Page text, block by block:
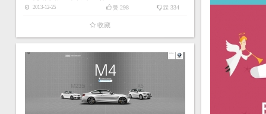
2013-12-25 踩 334
赞 298
收藏